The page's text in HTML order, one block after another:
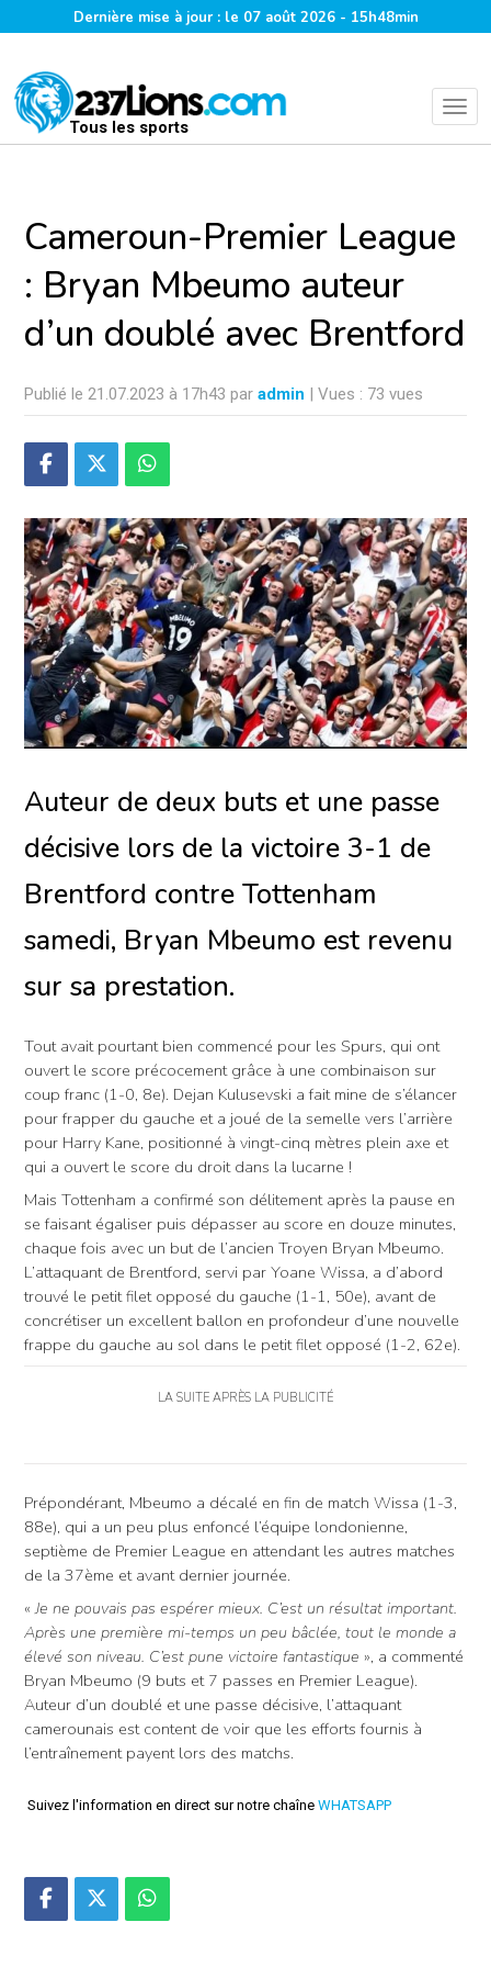
Dernière mise à jour : le 07 août 2026 - 15h48min
Tous les sports
Cameroun-Premier League
: Bryan Mbeumo auteur
d’un doublé avec Brentford
Publié le 21.07.2023 à 17h43 par admin | Vues : 73 vues
Auteur de deux buts et une passe
décisive lors de la victoire 3-1 de
Brentford contre Tottenham
samedi, Bryan Mbeumo est revenu
sur sa prestation.
Tout avait pourtant bien commencé pour les Spurs, qui ont
ouvert le score précocement grâce à une combinaison sur
coup franc (1-0, 8e). Dejan Kulusevski a fait mine de s’élancer
pour frapper du gauche et a joué de la semelle vers l’arrière
pour Harry Kane, positionné à vingt-cinq mètres plein axe et
qui a ouvert le score du droit dans la lucarne !
Mais Tottenham a confirmé son délitement après la pause en
se faisant égaliser puis dépasser au score en douze minutes,
chaque fois avec un but de l’ancien Troyen Bryan Mbeumo.
L’attaquant de Brentford, servi par Yoane Wissa, a d’abord
trouvé le petit filet opposé du gauche (1-1, 50e), avant de
concrétiser un excellent ballon en profondeur d’une nouvelle
frappe du gauche au sol dans le petit filet opposé (1-2, 62e).
LA SUITE APRÈS LA PUBLICITÉ
Prépondérant, Mbeumo a décalé en fin de match Wissa (1-3,
88e), qui a un peu plus enfoncé l’équipe londonienne,
septième de Premier League en attendant les autres matches
de la 37ème et avant dernier journée.
«Je ne pouvais pas espérer mieux. C’est un résultat important.
Après une première mi-temps un peu bâclée, tout le monde a
élevé son niveau. C’est pune victoire fantastique », a commenté
Bryan Mbeumo (9 buts et 7 passes en Premier League).
Auteur d’un doublé et une passe décisive, l’attaquant
camerounais est content de voir que les efforts fournis à
l’entraînement payent lors des matchs.
Suivez l'information en direct sur notre chaîne WHATSAPP